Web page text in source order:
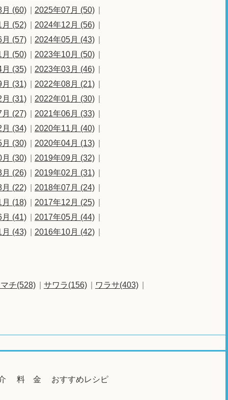
(60)
2025年07月 (50)
(52)
2024年12月 (56)
(57)
2024年05月 (43)
(50)
2023年10月 (50)
(35)
2023年03月 (46)
(31)
2022年08月 (21)
(31)
2022年01月 (30)
(27)
2021年06月 (33)
(34)
2020年11月 (40)
(30)
2020年04月 (13)
(30)
2019年09月 (32)
(26)
2019年02月 (31)
(22)
2018年07月 (24)
(18)
2017年12月 (25)
(41)
2017年05月 (44)
(43)
2016年10月 (42)
チ(528) サワラ(156) ワラサ(403)
料 金 おすすめレシピ